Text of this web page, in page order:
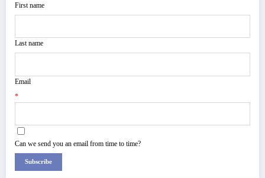
First name
Last name
Email
*
Can we send you an email from time to time?
Subscribe